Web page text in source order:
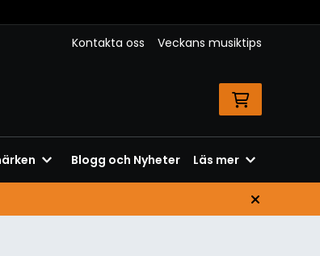
Kontakta oss Veckans musiktips
Blogg och Nyheter Läs mer